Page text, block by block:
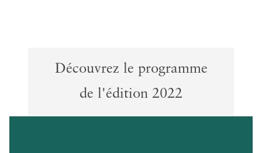
Découvrez le programme
de l'édition 2022